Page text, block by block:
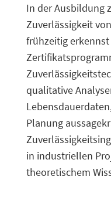
In der Ausbildung
Zuverlässigkeit
frühzeitig
qualitative
Planung
in industriellen
theoretischem